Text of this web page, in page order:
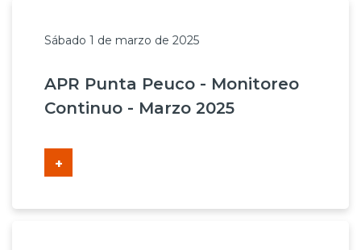
Sábado 1 de marzo de 2025
APR Punta Peuco - Monitoreo
Continuo - Marzo 2025
+